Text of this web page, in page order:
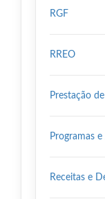
RGF
RREO
Prestação
Programas e
Receitas e